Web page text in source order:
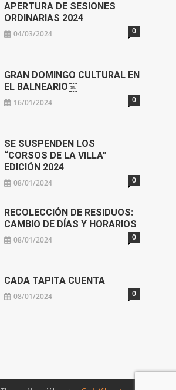
APERTURA DE SESIONES
ORDINARIAS 2024
04/03/2024 0
GRAN DOMINGO CULTURAL EN
EL BALNEARIO￼
16/01/2024 0
SE SUSPENDEN LOS
“CORSOS DE LA VILLA”
EDICIÓN 2024
08/01/2024 0
RECOLECCIÓN DE RESIDUOS:
CAMBIO DE DÍAS Y HORARIOS
08/01/2024 0
CADA TAPITA CUENTA
08/01/2024 0